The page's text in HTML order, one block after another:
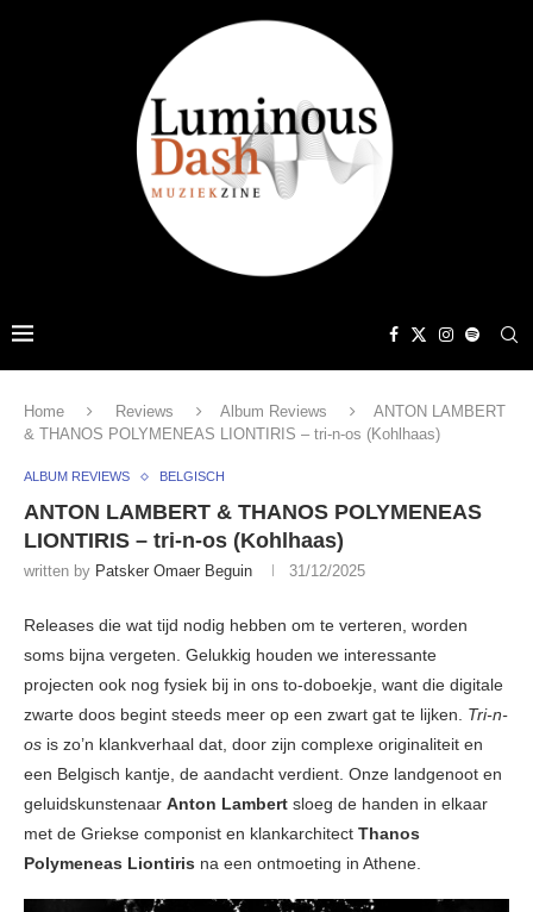
Home Reviews Album Reviews
ANTON LAMBERT
& THANOS POLYMENEAS LIONTIRIS – tri-n-os (Kohlhaas)
ALBUM REVIEWS BELGISCH
ANTON LAMBERT & THANOS POLYMENEAS
LIONTIRIS – tri-n-os (Kohlhaas)
written by Patsker Omaer Beguin 31/12/2025
Releases die wat tijd nodig hebben om te verteren, worden
soms bijna vergeten. Gelukkig houden we interessante
projecten ook nog fysiek bij in ons to-doboekje, want die digitale
zwarte doos begint steeds meer op een zwart gat te lijken. Tri-n-
os is zo’n klankverhaal dat, door zijn complexe originaliteit en
een Belgisch kantje, de aandacht verdient. Onze landgenoot en
geluidskunstenaar Anton Lambert sloeg de handen in elkaar
met de Griekse componist en klankarchitect Thanos
Polymeneas Liontiris na een ontmoeting in Athene.